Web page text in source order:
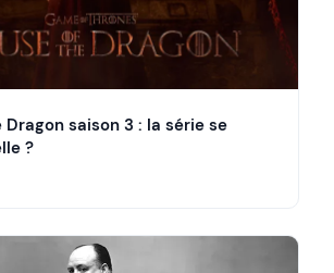
Dragon saison 3 : la série se
?